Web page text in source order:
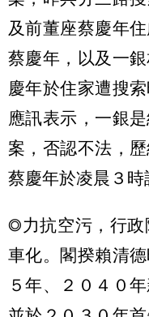
及前董座蔡慶年
蔡慶年，以及一
慶年於住家遭搜
應訊表示，一銀
案，否認不法，
蔡慶年於凌晨３時
◎力抗空污，行政
車化。閣揆賴清
５年、２０４０